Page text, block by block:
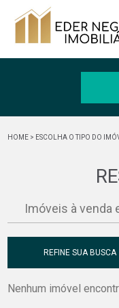
Venda
HOME > ESCOLHA O TIPO DO
Imóveis à venda
REFINE SUA BUSCA
Nenhum imóvel